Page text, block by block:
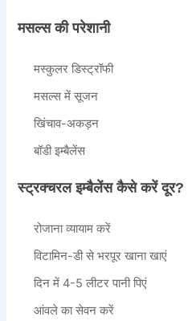
मसल्स की परेशानी
मस्कुलर डिस्ट्रॉफी
मसल्स में सूजन
खिंचाव-अकड़न
बॉडी इम्बैलेंस
स्ट्रक्चरल इम्बैलेंस कैसे करें दूर?
रोजाना व्यायाम करें
विटामिन-डी से भरपूर खाना खाएं
दिन में 4-5 लीटर पानी पिएं
आंवले का सेवन करें